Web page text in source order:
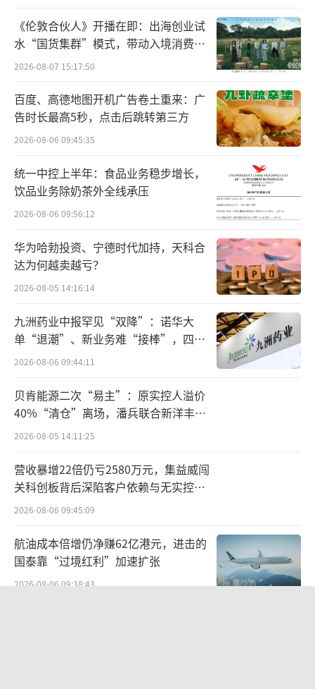
理，陈延富是董事，陈鸳鸯则担任集团执行副
总裁。
从双泓元的成立时间来看，就是雀巢入股
银鹭的2011年，并且注册了多个“BASHA
O”“佰朔”“取饮”等商标，而佰朔厦门也是
在这一年投资设立。2012年，陈清水还创办了
厦门保沣集团，主要从事铝制易拉盖的生产、
加工业务，号称是“行业中配套最完整、智能
化、自动化程度最高的铝制易拉盖生产企业，
也是全球单体规模最大的铝质易拉盖生产基
地”。现在，陈延富是保沣集团的董事长。
而陈清水的双泓元除了投资设立佰朔厦门
之外，还于2014年在香港投资设立了一家
叫“佰朔有限公司”的私人股份有限公司，而
这家公司也在2020年成功注册了多个“BASHA
等，并又设立了一家“厦门佰朔餐饮管理有限
由此可见，在失去银鹭控制权的这些年，
陈清水家族并没有“坐享其成”，而是不断在
为“创业”做准备。
虽然“BASAO”并不算新，但如今随
着“BASAO（佰朔）”即饮产品的问世，是否
也意味着陈清水这个国内食品饮料行业大佬的
《伦敦合伙人》开播在即：出海创业试
水“国货集群”模式，带动入境消费反
向种草
2026-08-07 15:17:50
百度、高德地图开机广告卷土重来：广
告时长最高5秒，点击后跳转第三方
2026-08-06 09:45:35
统一中控上半年：食品业务稳步增长，
饮品业务除奶茶外全线承压
2026-08-06 09:56:12
华为哈勃投资、宁德时代加持，天科合
达为何越卖越亏？
2026-08-05 14:16:14
九洲药业中报罕见“双降”：诺华大
单“退潮”、新业务难“接棒”，四大
难关待闯
2026-08-06 09:44:11
贝肯能源二次“易主”：原实控人溢价
40%“清仓”离场，潘兵联合新洋丰、
宏科百世拟入主
2026-08-05 14:11:25
营收暴增22倍仍亏2580万元，集益威闯
关科创板背后深陷客户依赖与无实控人
困局
2026-08-06 09:45:09
航油成本倍增仍净赚62亿港元，进击的
国泰靠“过境红利”加速扩张
2026-08-06 09:38:43